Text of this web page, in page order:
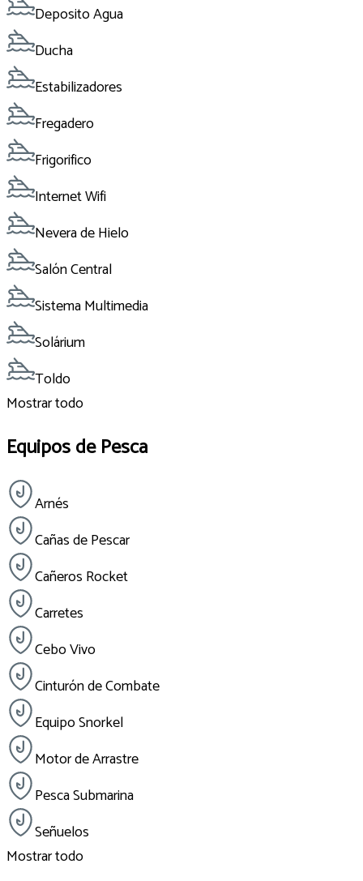
Deposito Agua
Ducha
Estabilizadores
Fregadero
Frigorifico
Internet Wifi
Nevera de Hielo
Salón Central
Sistema Multimedia
Solárium
Toldo
Mostrar todo
Equipos de Pesca
Arnés
Cañas de Pescar
Cañeros Rocket
Carretes
Cebo Vivo
Cinturón de Combate
Equipo Snorkel
Motor de Arrastre
Pesca Submarina
Señuelos
Mostrar todo